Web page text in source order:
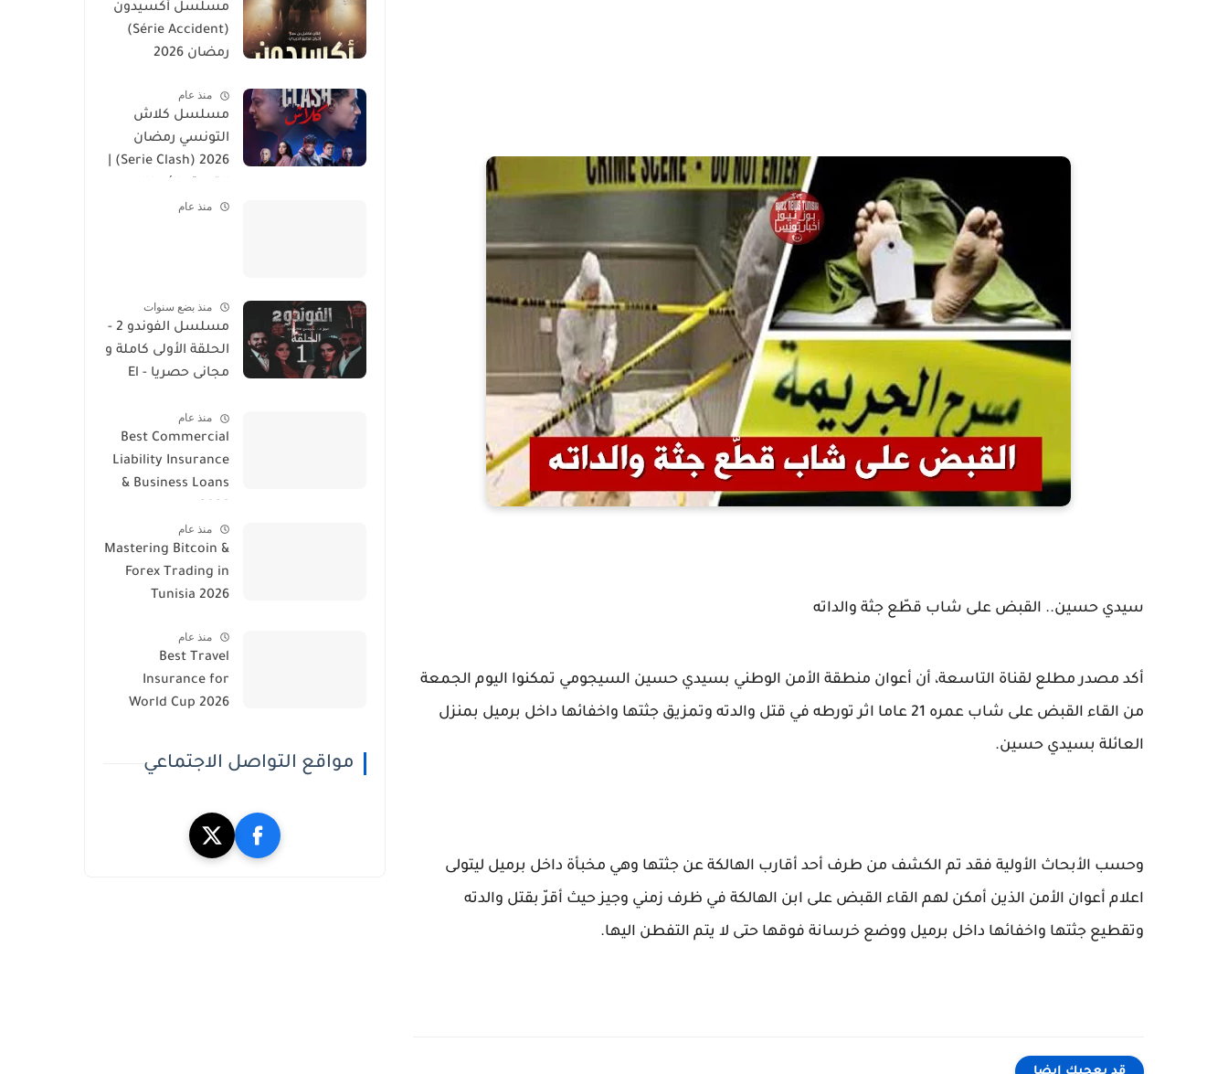
سيدي حسين.. القبض على شاب قطّع جثة والداته
أكد مصدر مطلع لقناة التاسعة، أن أعوان منطقة الأمن الوطني بسيدي حسين السيجومي تمكنوا اليوم الجمعة
من القاء القبض على شاب عمره 21 عاما اثر تورطه في قتل والدته وتمزيق جثتها واخفائها داخل برميل بمنزل
العائلة بسيدي حسين.
وحسب الأبحاث الأولية فقد تم الكشف من طرف أحد أقارب الهالكة عن جثتها وهي مخبأة داخل برميل ليتولى
اعلام أعوان الأمن الذين أمكن لهم القاء القبض على ابن الهالكة في ظرف زمني وجيز حيث أقرّ بقتل والدته
وتقطيع جثتها واخفائها داخل برميل ووضع خرسانة فوقها حتى لا يتم التفطن اليها.
مسلسل أكسيدون
(Série Accident)
رمضان 2026
منذ عام
مسلسل كلاش
التونسي رمضان
2026 (Serie Clash) |
وموعد العرض
منذ عام
منذ بضع سنوات
مسلسل الفوندو 2 -
الحلقة الأولى كاملة و
مجانى حصريا - El
Streaming
منذ عام
Best Commercial
Liability Insurance
& Business Loans
منذ عام
Mastering Bitcoin &
Forex Trading in
Tunisia 2026
منذ عام
Best Travel
Insurance for
World Cup 2026
مواقع التواصل الاجتماعي